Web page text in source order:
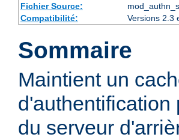
Fichier Source:
Compatibilité:
Versions 2.3
Sommaire
Maintient un
d'authentification
du serveur